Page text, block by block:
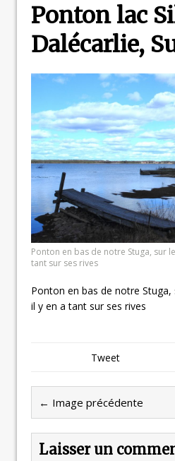
Test : pistolet de
Massforce
La récupération, un
Ponton lac
Dalécarlie,
Ponton en bas de notre Stuga, sur
tant sur ses rives
Ponton en bas de notre
il y en a tant sur ses rives
Tweet
← Image précédente
Laisser un